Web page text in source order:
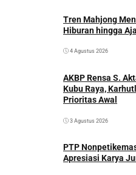
Tren Mahjong
Hiburan hingga
4 Agustus 2026
AKBP Rensa S.
Kubu Raya,
Prioritas Awal
3 Agustus 2026
PTP
Apresiasi Karya